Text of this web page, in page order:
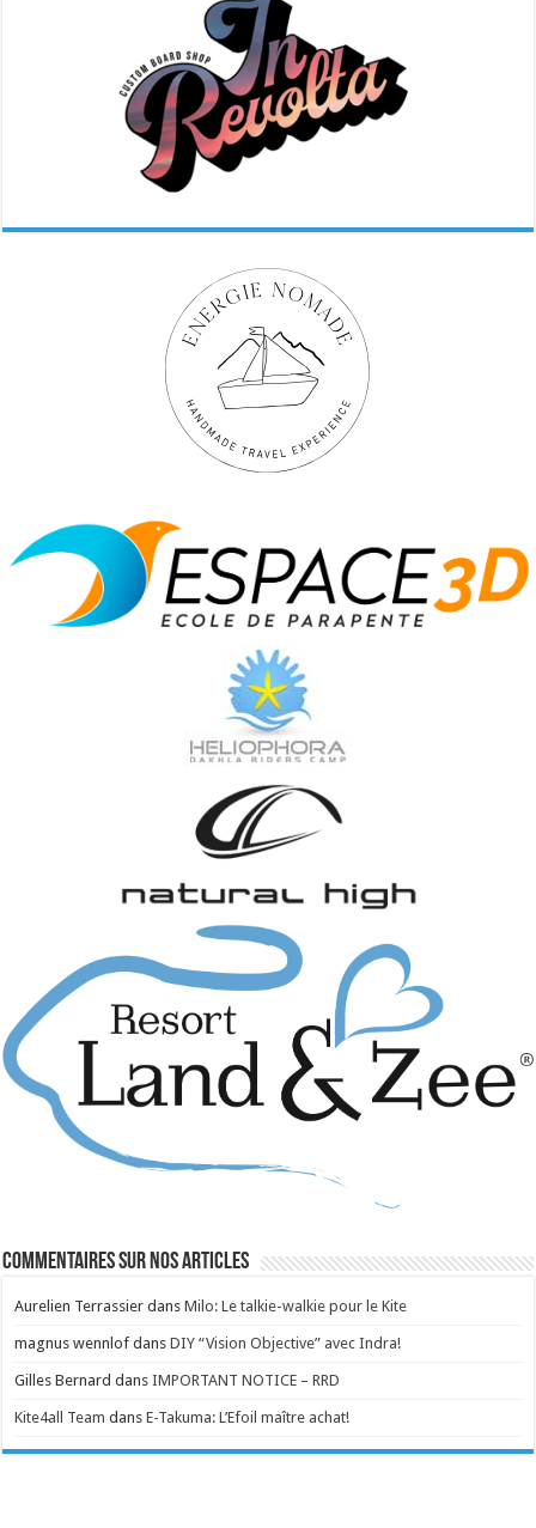
Commentaires sur nos articles
Aurelien Terrassier dansMilo: Le talkie-walkie pour le Kite
magnus wennlof dansDIY “Vision Objective” avec Indra!
Gilles Bernard dansIMPORTANT NOTICE – RRD
Kite4all Team dansE-Takuma: L’Efoil maître achat!